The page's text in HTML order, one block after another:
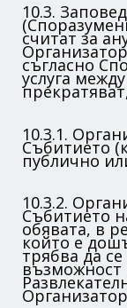
10.3.
считат за
съгласно
услуга
10.3.1.
Събитието
публично
10.3.2.
Събитието
обявата, в
който е
трябва да
възможност